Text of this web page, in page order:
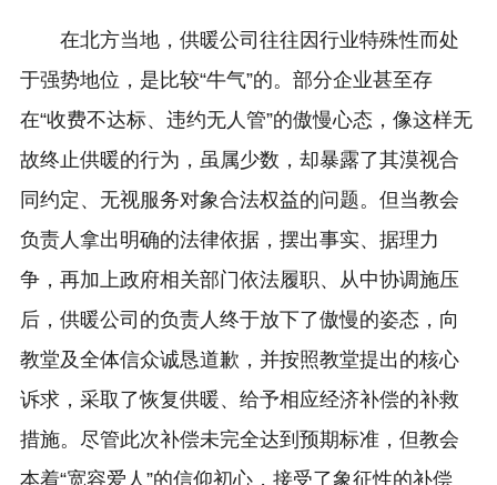
在北方当地，供暖公司往往因行业特殊性而处
于强势地位，是比较“牛气”的。部分企业甚至存
在“收费不达标、违约无人管”的傲慢心态，像这样无
故终止供暖的行为，虽属少数，却暴露了其漠视合
同约定、无视服务对象合法权益的问题。但当教会
负责人拿出明确的法律依据，摆出事实、据理力
争，再加上政府相关部门依法履职、从中协调施压
后，供暖公司的负责人终于放下了傲慢的姿态，向
教堂及全体信众诚恳道歉，并按照教堂提出的核心
诉求，采取了恢复供暖、给予相应经济补偿的补救
措施。尽管此次补偿未完全达到预期标准，但教会
本着“宽容爱人”的信仰初心，接受了象征性的补偿